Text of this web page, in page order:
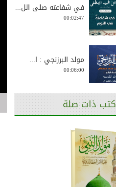
في شفاعته صلى الل...
00:02:47
مولد البرزنجي : ا...
00:06:00
رحمة النبي صلى ال...
مولد البرزنجي : ا...
00:02:56
كتب ذات صلة